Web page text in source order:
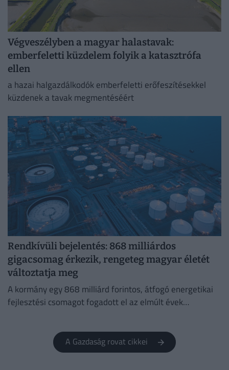
Végveszélyben a magyar halastavak:
emberfeletti küzdelem folyik a katasztrófa
ellen
a hazai halgazdálkodók emberfeletti erőfeszítésekkel
küzdenek a tavak megmentéséért
Rendkívüli bejelentés: 868 milliárdos
gigacsomag érkezik, rengeteg magyar életét
változtatja meg
A kormány egy 868 milliárd forintos, átfogó energetikai
fejlesztési csomagot fogadott el az elmúlt évek
A Gazdaság rovat cikkei